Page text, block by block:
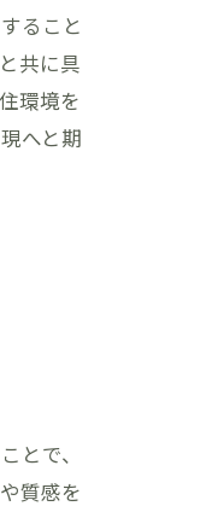
ること
共に具
環境を
へと期
とで、
質感を